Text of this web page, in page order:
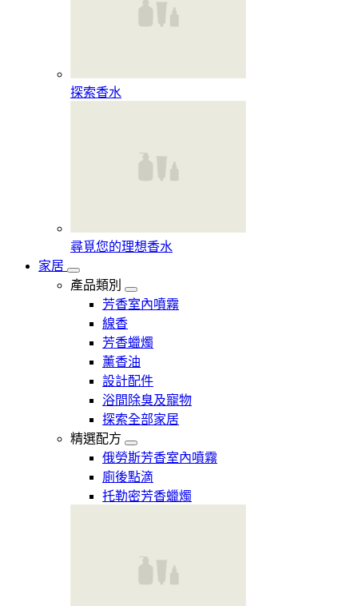
探索香水​
尋覓您的理想香水​
家居
產品類別
芳香室內噴霧
線香
芳香蠟燭
薰香油
設計配件
浴間除臭及寵物
探索全部家居
精選配方
俄勞斯芳香室內噴霧
廁後點滴
托勒密芳香蠟燭